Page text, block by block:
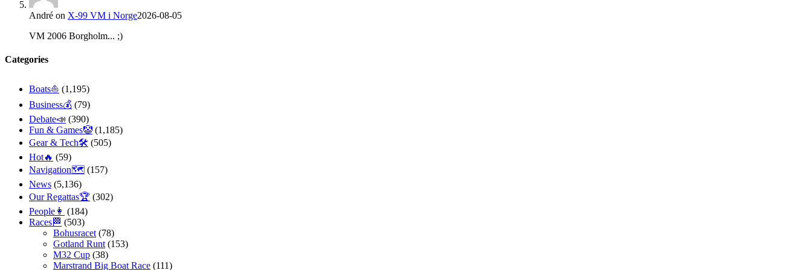
André on X-99 VM i Norge2026-08-05
VM 2006 Borgholm... ;)
Categories
Boats⛵️ (1,195)
Business💰 (79)
Debate📣 (390)
Fun & Games🤡 (1,185)
Gear & Tech🛠 (505)
Hot🔥 (59)
Navigation🗺 (157)
News (5,136)
Our Regattas🏆 (302)
People👩 (184)
Races🏁 (503)
Bohusracet (78)
Gotland Runt (153)
M32 Cup (38)
Marstrand Big Boat Race (111)